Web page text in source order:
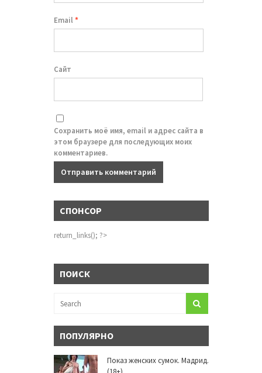
Email*
Сайт
Сохранить моё имя, email и адрес сайта в
этом браузере для последующих моих
комментариев.
СПОНСОР
return_links(); ?>
ПОИСК
ПОПУЛЯРНО
Показ женских сумок. Мадрид.